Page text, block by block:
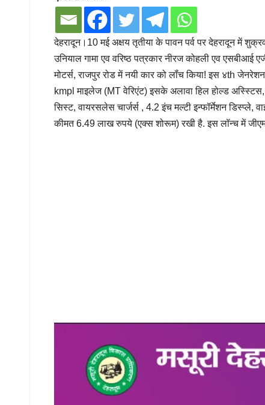
देहरादून।10 मई अक्षय तृतीया के पावन पर्व पर देहरादून में
उनियाल गामा एव वरिष्ठ पत्रकार नीरज कोहली एव एसबीआई
मोटर्स, राजपुर रोड में नयी कार को लॉंच किया! इस ४th
kmpl माइलेज (MT वेरिएंट) इसके अलावा हिल होल्ड अस्स्टिस,
सिस्ट, वायरसलेस चार्जर्स , 4.2 इंच मल्टी इन्फॉर्मेशन डिस्प्ले,
कीमत 6.49 लाख रुपये (एक्स शोरूम) रखी है. इस लॉन्च में